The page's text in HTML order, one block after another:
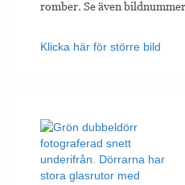
romber. Se även
Klicka här för större bild